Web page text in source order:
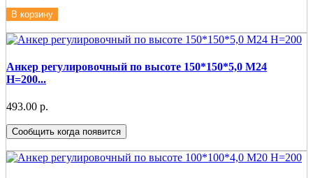
В корзину
Анкер регулировочный по высоте 150*150*5,0 М24
Н=200...
493.00 р.
Сообщить когда появится